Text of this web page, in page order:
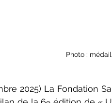
Photo :
2025) La Fondation